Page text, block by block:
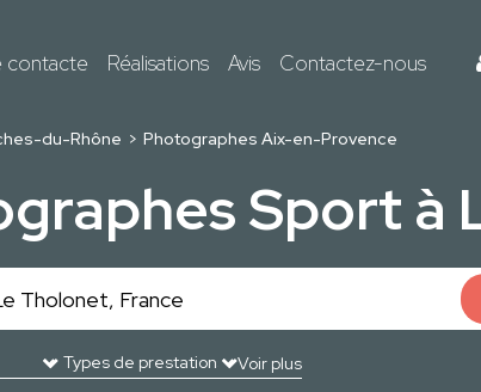
contacte Réalisations Avis Contactez-nous
du-Rhône Photographes Aix-en-Provence
Sport à
Voir plus